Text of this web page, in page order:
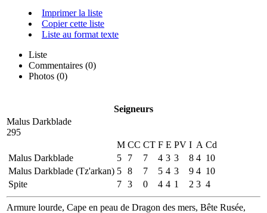
Imprimer la liste
Copier cette liste
Liste au format texte
Liste
Commentaires (0)
Photos (0)
Seigneurs
Malus Darkblade
295
M CC CT F E PV I A Cd
Malus Darkblade
5 7 7 4 3 3 8 4 10
Malus Darkblade (Tz'arkan) 5 8 7 5 4 3 9 4 10
Spite
7 3 0 4 4 1 2 3 4
Armure lourde, Cape en peau de Dragon des mers, Bête Rusée,